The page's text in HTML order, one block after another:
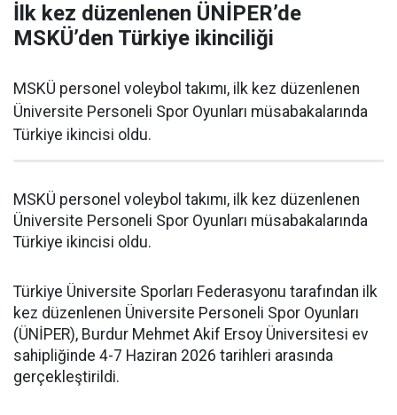
İlk kez düzenlenen ÜNİPER’de
MSKÜ’den Türkiye ikinciliği
MSKÜ personel voleybol takımı, ilk kez düzenlenen
Üniversite Personeli Spor Oyunları müsabakalarında
Türkiye ikincisi oldu.
MSKÜ personel voleybol takımı, ilk kez düzenlenen
Üniversite Personeli Spor Oyunları müsabakalarında
Türkiye ikincisi oldu.
Türkiye Üniversite Sporları Federasyonu tarafından ilk
kez düzenlenen Üniversite Personeli Spor Oyunları
(ÜNİPER), Burdur Mehmet Akif Ersoy Üniversitesi ev
sahipliğinde 4-7 Haziran 2026 tarihleri arasında
gerçekleştirildi.